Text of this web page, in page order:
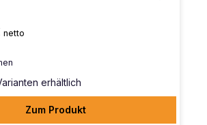
netto
erhältlich
Zum Produkt